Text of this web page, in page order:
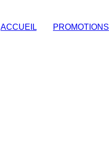
ACCUEIL PROMOTIONS